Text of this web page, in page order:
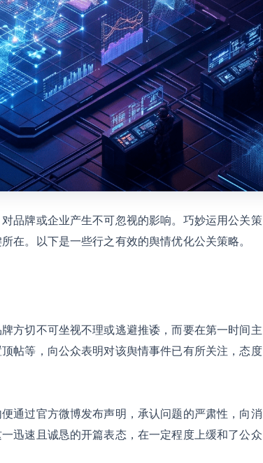
品牌或企业产生不可忽视的影响。巧妙运用公关策
在。以下是一些行之有效的舆情优化公关策略。
方切不可坐视不理或逃避推诿，而要在第一时间主
帖等，向公众表明对该舆情事件已有所关注，态度
通过官方微博发布声明，承认问题的严肃性，向消
迅速且诚恳的开篇表态，在一定程度上缓和了公众